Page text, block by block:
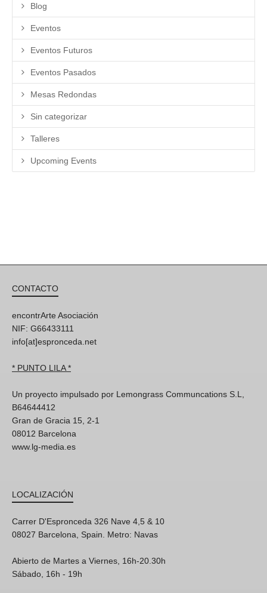
Blog
Eventos
Eventos Futuros
Eventos Pasados
Mesas Redondas
Sin categorizar
Talleres
Upcoming Events
CONTACTO
encontrArte Asociación
NIF: G66433111
info[at]espronceda.net
* PUNTO LILA *
Un proyecto impulsado por Lemongrass Communcations S.L,
B64644412
Gran de Gracia 15, 2-1
08012 Barcelona
www.lg-media.es
LOCALIZACIÓN
Carrer D'Espronceda 326 Nave 4,5 & 10
08027 Barcelona, Spain. Metro: Navas
Abierto de Martes a Viernes, 16h-20.30h
Sábado, 16h - 19h